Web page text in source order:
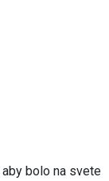
bolo na svete